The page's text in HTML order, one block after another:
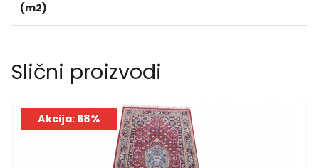
(m2)
Slični proizvodi
Akcija: 68%